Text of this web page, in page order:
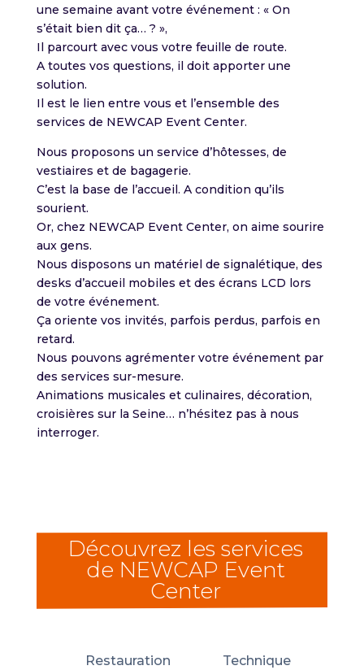
une semaine avant votre événement : « On
s’était bien dit ça… ? »,
Il parcourt avec vous votre feuille de route.
A toutes vos questions, il doit apporter une
solution.
Il est le lien entre vous et l’ensemble des
services de NEWCAP Event Center.
Nous proposons un service d’hôtesses, de
vestiaires et de bagagerie.
C’est la base de l’accueil. A condition qu’ils
sourient.
Or, chez NEWCAP Event Center, on aime sourire
aux gens.
Nous disposons un matériel de signalétique, des
desks d’accueil mobiles et des écrans LCD lors
de votre événement.
Ça oriente vos invités, parfois perdus, parfois en
retard.
Nous pouvons agrémenter votre événement par
des services sur-mesure.
Animations musicales et culinaires, décoration,
croisières sur la Seine… n’hésitez pas à nous
interroger.
Découvrez les services
de NEWCAP Event
Center
Restauration Technique